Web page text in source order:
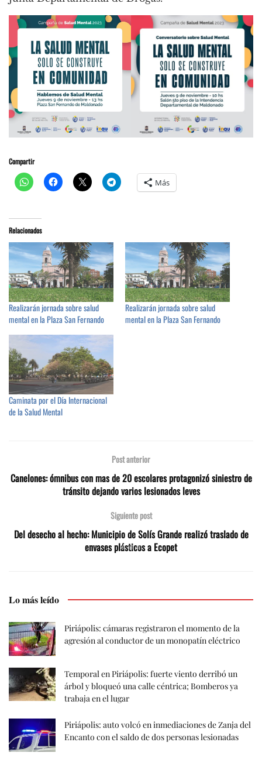
Compartir
Más
Relacionados
Realizarán jornada sobre salud
mental en la Plaza San Fernando
Realizarán jornada sobre salud
mental en la Plaza San Fernando
Caminata por el Día Internacional
de la Salud Mental
Post anterior
Canelones: ómnibus con mas de 20 escolares protagonizó siniestro de
tránsito dejando varios lesionados leves
Siguiente post
Del desecho al hecho: Municipio de Solís Grande realizó traslado de
envases plásticos a Ecopet
Lo más leído
Piriápolis: cámaras registraron el momento de la
agresión al conductor de un monopatín eléctrico
Temporal en Piriápolis: fuerte viento derribó un
árbol y bloqueó una calle céntrica; Bomberos ya
trabaja en el lugar
Piriápolis: auto volcó en inmediaciones de Zanja del
Encanto con el saldo de dos personas lesionadas